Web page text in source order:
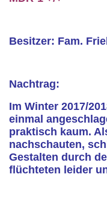
Besitzer: Fam.
Nachtrag:
Im Winter 2017/
einmal
praktisch kaum.
nachschauten,
Gestalten durch
flüchteten leider